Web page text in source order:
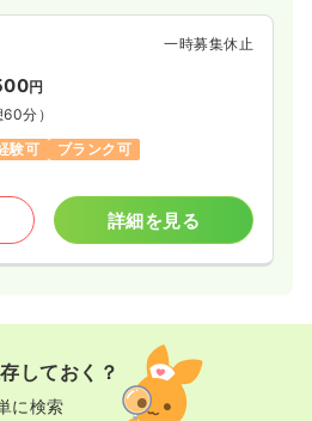
一時募集休止
円
60分）
験可
ブランク可
詳細を見る
しておく？
に検索